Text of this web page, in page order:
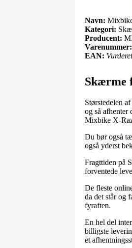
Navn:
Kategori:
Producent:
Varenummer:
EAN:
Skærme
Størstedelen
og så afhenter
Mixbike X-
Du bør også
også yderst
Fragttiden på
forventede
De fleste
da det står og
fyraften.
En hel del
billigste
et